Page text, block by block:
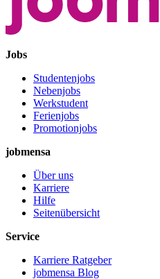
Jobs
Studentenjobs
Nebenjobs
Werkstudent
Ferienjobs
Promotionjobs
jobmensa
Über uns
Karriere
Hilfe
Seitenübersicht
Service
Karriere Ratgeber
jobmensa Blog